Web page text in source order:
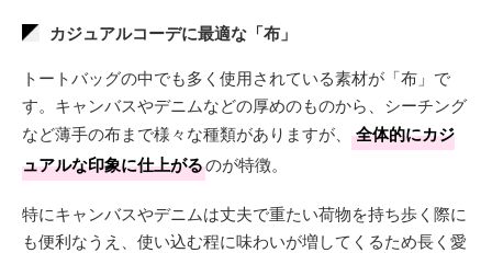
カジュアルコーデに最適な「布」
トートバッグの中でも多く使用されている素材が「布」で
す。キャンバスやデニムなどの厚めのものから、シーチング
など薄手の布まで様々な種類がありますが、
全体的にカジ
ュアルな印象に仕上がるのが特徴。
特にキャンバスやデニムは丈夫で重たい荷物を持ち歩く際に
も便利なうえ、使い込む程に味わいが増してくるため長く愛